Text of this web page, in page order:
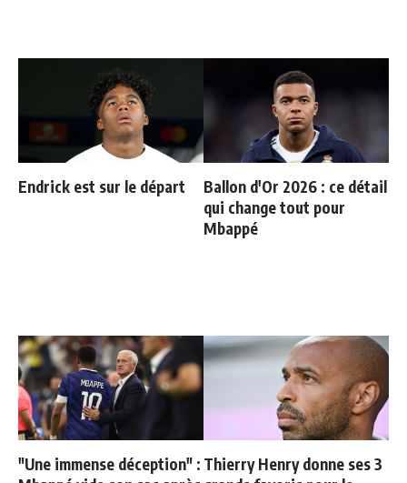
Endrick est sur le départ
Ballon d'Or 2026 : ce détail
qui change tout pour
Mbappé
"Une immense déception" : Thierry Henry donne ses 3